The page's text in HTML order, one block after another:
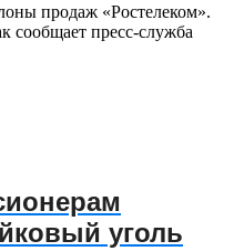
продаж «Ростелеком».
сообщает пресс-служба
уголь